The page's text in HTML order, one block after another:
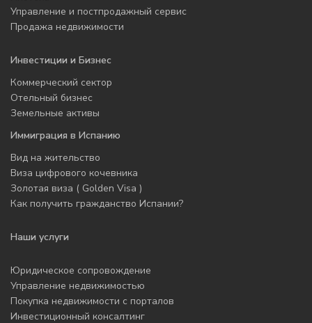
Управление и постпродажный сервис
Продажа недвижимости
Инвестиции и Бизнес
Коммерческий сектор
Отельный бизнес
Земельные активы
Иммиграция в Испанию
Вид на жительство
Виза цифрового кочевника
Золотая виза ( Golden Visa )
Как получить гражданство Испании?
Наши услуги
Юридическое сопровождение
Управление недвижимостью
Покупка недвижимости с порталов
Инвестиционный консалтинг